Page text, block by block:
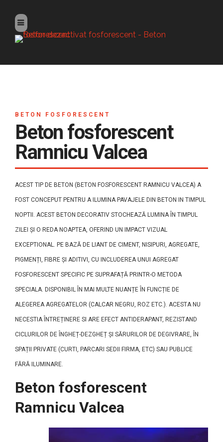
BETON FOSFORESCENT
Beton fosforescent
Ramnicu Valcea
ACEST TIP DE BETON (BETON FOSFORESCENT RAMNICU VALCEA) A
FOST CONCEPUT PENTRU A ILUMINA PAVAJELE DIN BETON IN TIMPUL
NOPTII. ACEST BETON DECORATIV STOCHEAZĂ LUMINA ÎN TIMPUL
ZILEI ȘI O REDA NOAPTEA, OFERIND UN IMPACT VIZUAL
EXCEPTIONAL. PE BAZĂ DE LIANT DE CIMENT, NISIPURI, AGREGATE,
PIGMENȚI, FIBRE ȘI ADITIVI, CU INCLUDEREA UNUI AGREGAT
FOSFORESCENT SPECIFIC PE SUPRAFAȚĂ PRINTR-O METODA
SPECIALA. DISPONIBIL ÎN MAI MULTE NUANȚE ÎN FUNCȚIE DE
ALEGEREA AGREGATELOR (CALCAR NEGRU, ROZ ETC.). ACESTA NU
NECESTIA ÎNTREȚINERE SI ARE EFECT ANTIDERAPANT, REZISTAND
CICLURILOR DE ÎNGHEȚ-DEZGHEȚ ȘI SĂRURILOR DE DEGIVRARE, ÎN
SPAȚII PRIVATE (CURTI, PARCARI SEDII FIRMA, ETC) SAU PUBLICE
FĂRĂ ILUMINARE.
Beton fosforescent
Ramnicu Valcea